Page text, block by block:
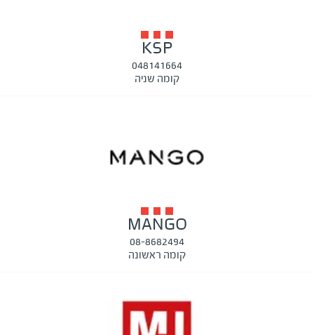
KSP
048141664
קומה שניה
MANGO
08-8682494
קומה ראשונה